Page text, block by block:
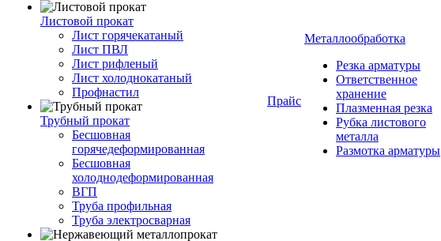
Листовой прокат
Лист горячекатаный
Лист ПВЛ
Лист рифленый
Лист холоднокатаный
Профнастил
Трубный прокат
Бесшовная
горячедеформированная
Бесшовная
холоднодеформированная
ВГП
Труба профильная
Труба электросварная
Прайс
Металлообработка
Резка арматуры
Ответственное
хранение
Плазменная резка
Рубка листового
металла
Размотка арматуры